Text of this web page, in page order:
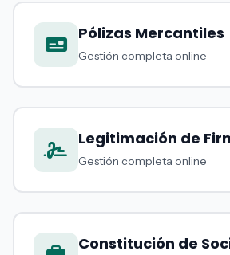
Pólizas Mercantiles
Gestión completa online
Legitimación de
Gestión completa online
Constitución de